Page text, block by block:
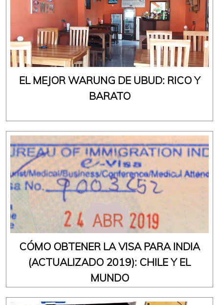
EL MEJOR WARUNG DE UBUD: RICO Y
BARATO
CÓMO OBTENER LA VISA PARA INDIA
(ACTUALIZADO 2019): CHILE Y EL
MUNDO